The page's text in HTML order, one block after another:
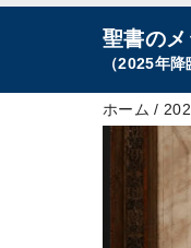
聖書の
（2025年
ホーム /